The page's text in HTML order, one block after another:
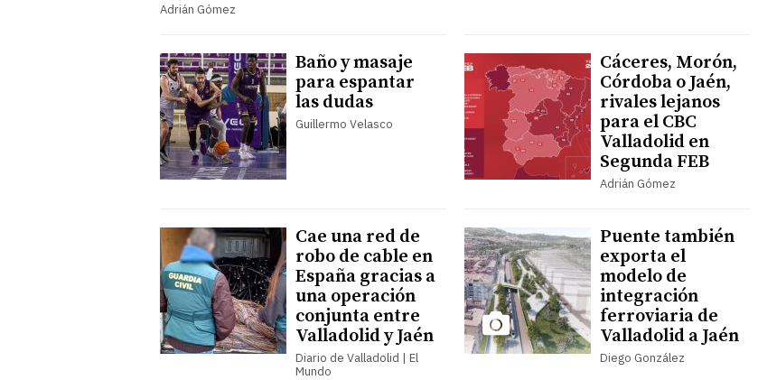
Adrián Gómez
Baño y masaje
para espantar
las dudas
Guillermo Velasco
Cáceres, Morón,
Córdoba o Jaén,
rivales lejanos
para el CBC
Valladolid en
Segunda FEB
Adrián Gómez
Cae una red de
robo de cable en
España gracias a
una operación
conjunta entre
Valladolid y Jaén
Diario de Valladolid | El
Mundo
Puente también
exporta el
modelo de
integración
ferroviaria de
Valladolid a Jaén
Diego González